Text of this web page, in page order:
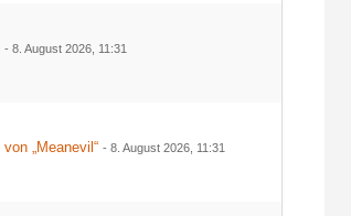
-8. August 2026, 11:31
„Meanevil“ -8. August 2026, 11:31